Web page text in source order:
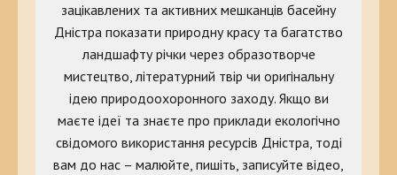
зацікавлених та активних мешканців басейну
Дністра показати природну красу та багатство
ландшафту річки через образотворче
мистецтво, літературний твір чи оригінальну
ідею природоохоронного заходу. Якщо ви
маєте ідеї та знаєте про приклади екологічно
свідомого використання ресурсів Дністра, тоді
вам до нас – малюйте, пишіть, записуйте відео,